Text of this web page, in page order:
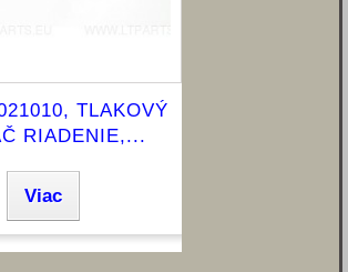
TLAKOVÝ
RIADENIE,...
Viac